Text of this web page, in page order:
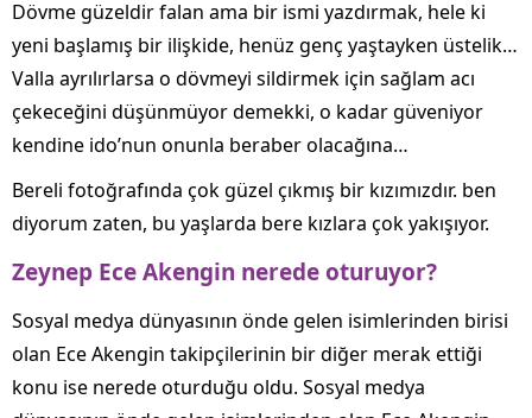
Dövme güzeldir falan ama bir ismi yazdırmak, hele ki
yeni başlamış bir ilişkide, henüz genç yaştayken üstelik…
Valla ayrılırlarsa o dövmeyi sildirmek için sağlam acı
çekeceğini düşünmüyor demekki, o kadar güveniyor
kendine ido’nun onunla beraber olacağına…
Bereli fotoğrafında çok güzel çıkmış bir kızımızdır. ben
diyorum zaten, bu yaşlarda bere kızlara çok yakışıyor.
Zeynep Ece Akengin nerede oturuyor?
Sosyal medya dünyasının önde gelen isimlerinden birisi
olan Ece Akengin takipçilerinin bir diğer merak ettiği
konu ise nerede oturduğu oldu. Sosyal medya